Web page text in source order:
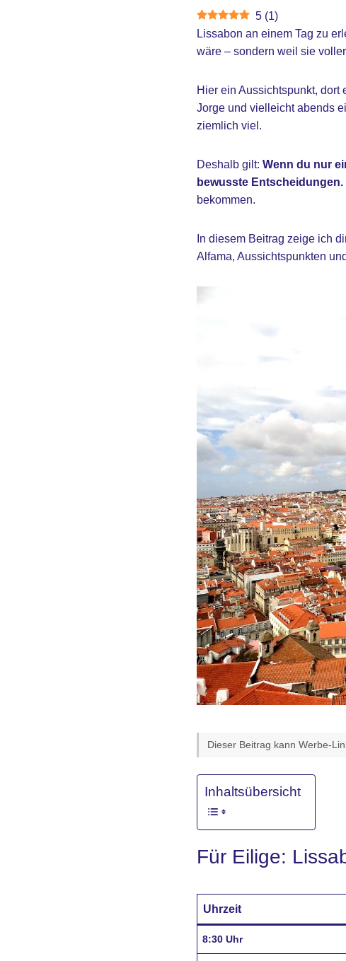
5 (1)
Lissabon an einem Tag zu
wäre – sondern weil sie
Hier ein Aussichtspunkt,
Jorge und vielleicht abends
ziemlich viel.
Deshalb gilt: Wenn du nur
bewusste Entscheidungen.
bekommen.
In diesem Beitrag zeige ich
Alfama, Aussichtspunkten
Dieser Beitrag kann Werbe-
Inhaltsübersicht
Für Eilige:
Uhrzeit
8:30 Uhr